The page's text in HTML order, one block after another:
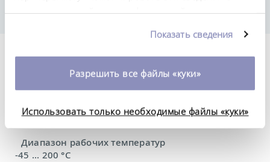
предоставленной вами информацией, а также
использовании вами их сервисов. Вы можете
изменить или отозвать свое согласие в любое
время. Более подробную информацию об этом вы
можете найти в нашей
политике
Показать сведения
Разрешить все файлы «куки»
Использовать только необходимые файлы «куки»
Технические
характеристики (согл.
DIN 12876)
Диапазон рабочих температур
-45 ... 200 °C